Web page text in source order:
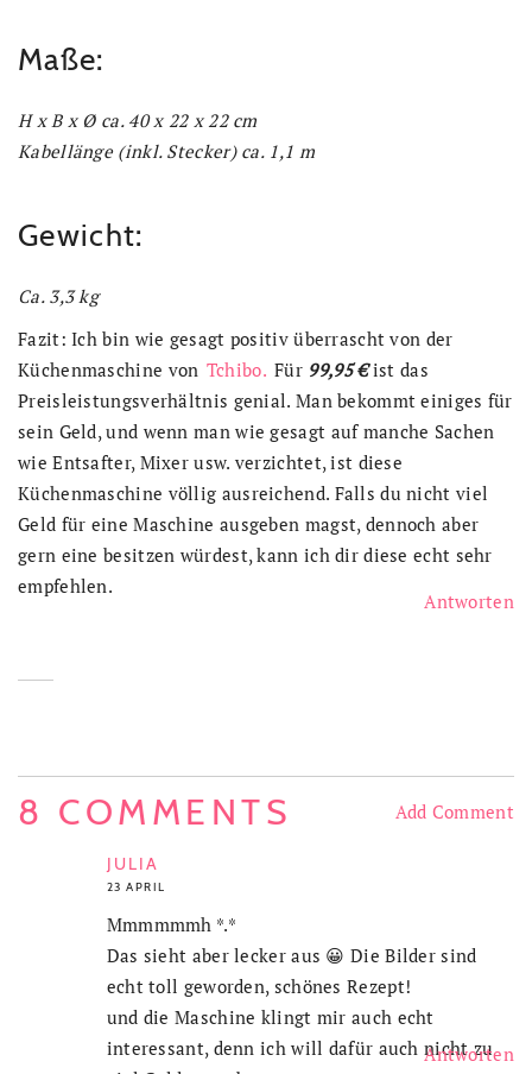
Maße:
H x B x Ø ca. 40 x 22 x 22 cm
Kabellänge (inkl. Stecker) ca. 1,1 m
Gewicht:
Ca. 3,3 kg
Fazit: Ich bin wie gesagt positiv überrascht von der
Küchenmaschine von Tchibo. Für 99,95 €ist das
Preisleistungsverhältnis genial. Man bekommt einiges für
sein Geld, und wenn man wie gesagt auf manche Sachen
wie Entsafter, Mixer usw. verzichtet, ist diese
Küchenmaschine völlig ausreichend. Falls du nicht viel
Geld für eine Maschine ausgeben magst, dennoch aber
gern eine besitzen würdest, kann ich dir diese echt sehr
empfehlen.
8 COMMENTS Add Comment
JULIA
23 APRIL
Antworten
Mmmmmmh *.*
Das sieht aber lecker aus 😀 Die Bilder sind
echt toll geworden, schönes Rezept!
und die Maschine klingt mir auch echt
interessant, denn ich will dafür auch nicht zu
Antworten